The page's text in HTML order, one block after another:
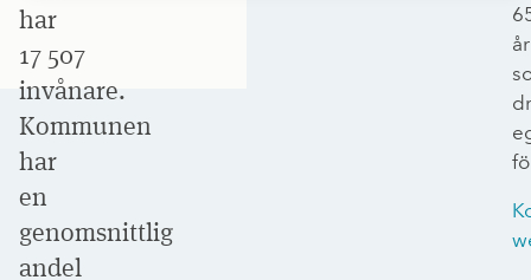
har
17 507
invånare.
Kommunen
har
en
genomsnittlig
andel
år